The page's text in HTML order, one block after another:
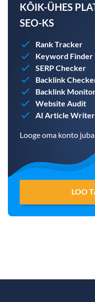
KÕIK-ÜHES
SEO-KS
Rank Tracker
Keyword Finder
SERP Checker
Backlink
Backlink
Website Audit
AI Article Writer
Looge oma konto
LOO